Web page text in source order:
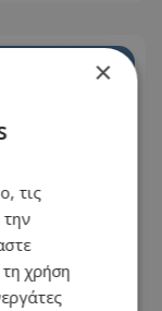
×
τις
την
χρήση